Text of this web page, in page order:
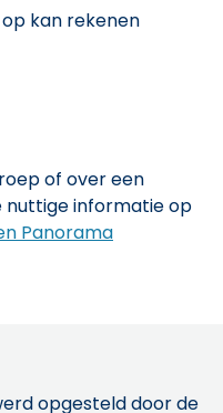
kan rekenen
of over een
nuttige informatie op
Panorama
opgesteld door de